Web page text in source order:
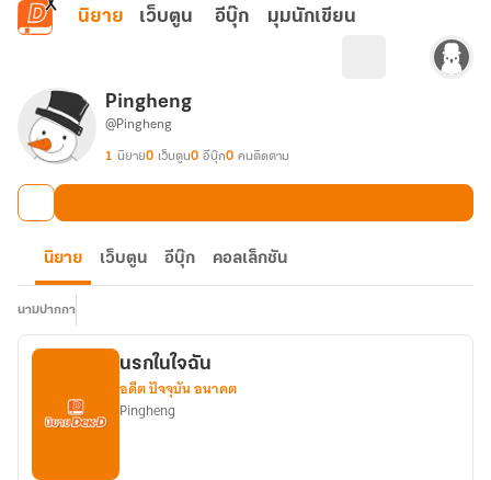
ข้ามไปยังเนื้อหาหลัก
นิยาย เว็บตูน อีบุ๊ก มุมนักเขียน
Pingheng
@Pingheng
1 นิยาย0 เว็บตูน0 อีบุ๊ก0 คนติดตาม
นิยาย เว็บตูน อีบุ๊ก คอลเล็กชัน
นามปากกา
นรกในใจฉัน
อดีต ปัจจุบัน อนาคต
Pingheng